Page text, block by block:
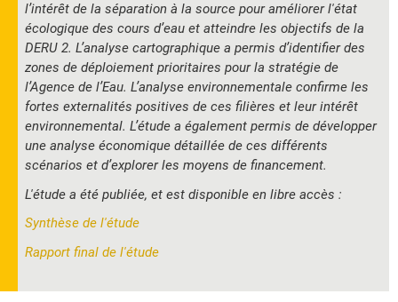
l’intérêt de la séparation à la source pour améliorer l'état
écologique des cours d’eau et atteindre les objectifs de la
DERU 2. L’analyse cartographique a permis d’identifier des
zones de déploiement prioritaires pour la stratégie de
l’Agence de l’Eau. L’analyse environnementale confirme les
fortes externalités positives de ces filières et leur intérêt
environnemental. L’étude a également permis de développer
une analyse économique détaillée de ces différents
scénarios et d’explorer les moyens de financement.
L'étude a été publiée, et est disponible en libre accès :
Synthèse de l'étude
Rapport final de l'étude